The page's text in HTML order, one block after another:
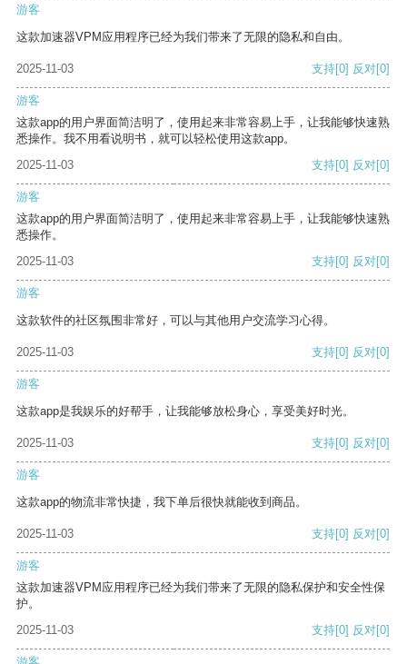
游客
这款加速器VPM应用程序已经为我们带来了无限的隐私和自由。
2025-11-03 支持[0] 反对[0]
游客
这款app的用户界面简洁明了，使用起来非常容易上手，让我能够快速熟
悉操作。我不用看说明书，就可以轻松使用这款app。
2025-11-03
支持[0] 反对[0]
游客
这款app的用户界面简洁明了，使用起来非常容易上手，让我能够快速熟
悉操作。
2025-11-03
支持[0] 反对[0]
游客
这款软件的社区氛围非常好，可以与其他用户交流学习心得。
2025-11-03 支持[0] 反对[0]
游客
这款app是我娱乐的好帮手，让我能够放松身心，享受美好时光。
2025-11-03 支持[0] 反对[0]
游客
这款app的物流非常快捷，我下单后很快就能收到商品。
2025-11-03 支持[0] 反对[0]
游客
这款加速器VPM应用程序已经为我们带来了无限的隐私保护和安全性保
护。
2025-11-03
支持[0] 反对[0]